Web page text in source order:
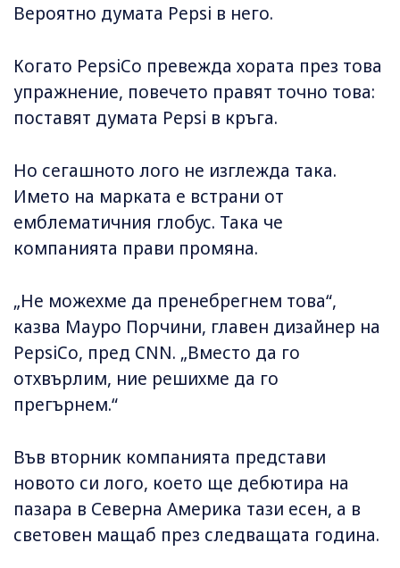
Вероятно думата Pepsi в него.
Когато PepsiCo превежда хората през това
упражнение, повечето правят точно това:
поставят думата Pepsi в кръга.
Но сегашното лого не изглежда така.
Името на марката е встрани от
емблематичния глобус. Така че
компанията прави промяна.
„Не можехме да пренебрегнем това“,
казва Мауро Порчини, главен дизайнер на
PepsiCo, пред CNN. „Вместо да го
отхвърлим, ние решихме да го
прегърнем.“
Във вторник компанията представи
новото си лого, което ще дебютира на
пазара в Северна Америка тази есен, а в
световен мащаб през следващата година.